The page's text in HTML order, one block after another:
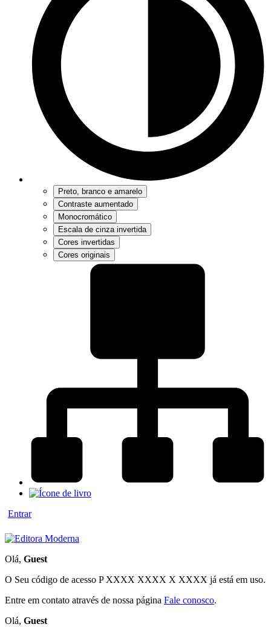
Preto, branco e amarelo
Contraste aumentado
Monocromático
Escala de cinza invertida
Cores invertidas
Cores originais
Entrar
Olá, Guest
O Seu código de acesso P XXXX XXXX X XXXX já está em uso.
Entre em contato através de nossa página Fale conosco.
Olá, Guest